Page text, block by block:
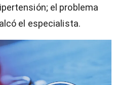
el problema
el especialista.